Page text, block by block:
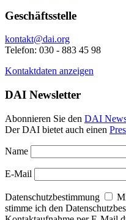
Geschäftsstelle
kontakt@dai.org
Telefon: 030 - 883 45 98
Kontaktdaten anzeigen
DAI Newsletter
Abonnieren Sie den DAI
Der DAI bietet auch einen
Name
E-Mail
Datenschutzbestimmung
stimme ich den